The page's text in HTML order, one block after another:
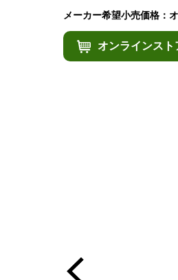
メーカー希望小売価格：
オンラインスト